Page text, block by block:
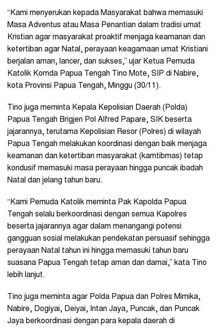
“Kami menyerukan kepada Masyarakat bahwa memasuki
Masa Adventus atau Masa Penantian dalam tradisi umat
Kristian agar masyarakat proaktif menjaga keamanan dan
ketertiban agar Natal, perayaan keagamaan umat Kristiani
berjalan aman, lancer, dan sukses,” ujar Ketua Pemuda
Katolik Komda Papua Tengah Tino Mote, SIP di Nabire,
kota Provinsi Papua Tengah, Minggu (30/11).
Tino juga meminta Kepala Kepolisian Daerah (Polda)
Papua Tengah Brigjen Pol Alfred Papare, SIK beserta
jajarannya, terutama Kepolisian Resor (Polres) di wilayah
Papua Tengah melakukan koordinasi dengan baik menjaga
keamanan dan ketertiban masyarakat (kamtibmas) tetap
kondusif memasuki masa perayaan hingga puncak ibadah
Natal dan jelang tahun baru.
“Kami Pemuda Katolik meminta Pak Kapolda Papua
Tengah selalu berkoordinasi dengan semua Kapolres
beserta jajarannya agar dalam menangangi potensi
gangguan sosial melakukan pendekatan persuasif sehingga
perayaan Natal tahun ini hingga memasuki tahun baru
suasana Papua Tengah tetap aman dan damai,” kata Tino
lebih lanjut.
Tino juga meminta agar Polda Papua dan Polres Mimika,
Nabire, Dogiyai, Deiyai, Intan Jaya, Puncak, dan Puncak
Jaya berkoordinasi dengan para kepala daerah di